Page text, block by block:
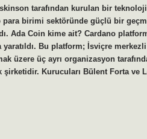
tarafından kurulan bir
birimi sektöründe güçlü bir
Ada Coin kime ait? Cardano
yaratıldı. Bu platform; İsviçre
üzere üç ayrı organizasyon
Kurucuları Bülent Forta ve